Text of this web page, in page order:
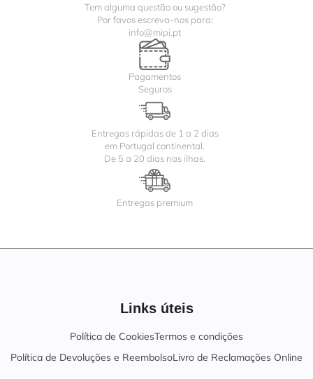
Tem alguma questão ou sugestão?
Por favos escreva-nos para:
info@mipi.pt
Pagamentos
Seguros
Entregas rápidas de 1 a 2 dias
em Portugal continental.
De 5 a 20 dias nas ilhas.
Entregas premium
Links úteis
Política de CookiesTermos e condições
Política de Devoluções e ReembolsoLivro de Reclamações Online